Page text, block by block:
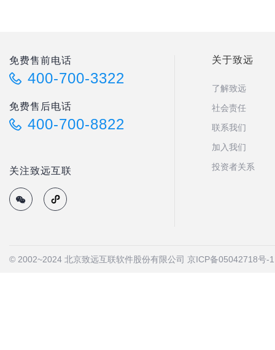
免费售前电话
400-700-3322
免费售后电话
400-700-8822
关注致远互联
关于致远
了解致远
社会责任
联系我们
加入我们
投资者关系
© 2002~2024 北京致远互联软件股份有限公司 京ICP备05042718号-1